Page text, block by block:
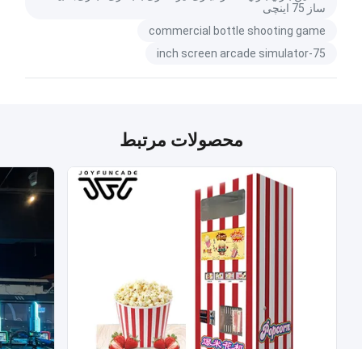
ساز 75 اینچی
commercial bottle shooting game
75-inch screen arcade simulator
محصولات مرتبط